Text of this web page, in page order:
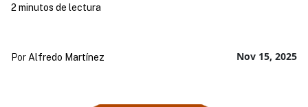
Nov 15, 2025
Por Alfredo Martínez
2 minutos de lectura